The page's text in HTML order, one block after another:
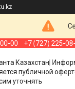
00 +7 (727) 225-
Казахстан|
публичной
уточнять